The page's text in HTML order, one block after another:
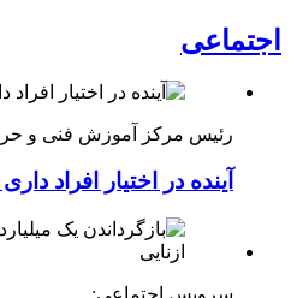
اجتماعی
رئیس مرکز آموزش فنی و
آینده در اختیار افراد
سرویس اجتماعی: